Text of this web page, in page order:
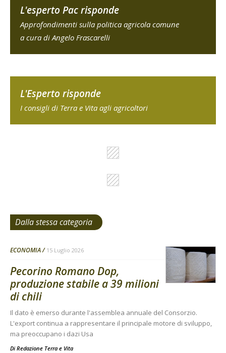
L'esperto Pac risponde
Approfondimenti sulla politica agricola comune
a cura di Angelo Frascarelli
L'Esperto risponde
I consigli di Terra e Vita agli agricoltori
Dalla stessa categoria
ECONOMIA 15 Luglio 2026
Pecorino Romano Dop,
produzione stabile a 39 milioni
di chili
Il dato è emerso durante l'assemblea annuale del Consorzio.
L'export continua a rappresentare il principale motore di sviluppo,
ma preoccupano i dazi Usa
Di Redazione Terra e Vita